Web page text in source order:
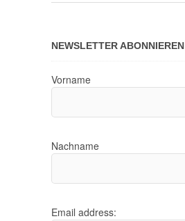
NEWSLETTER ABONNIEREN
Vorname
Nachname
Email address: